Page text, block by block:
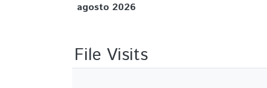
agosto 2026
File Visits